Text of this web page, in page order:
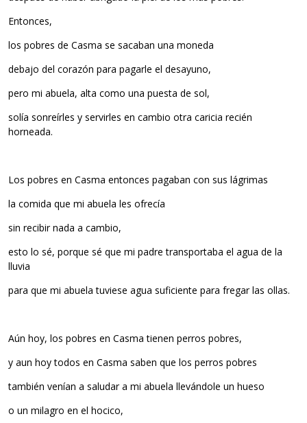
Entonces,
los pobres de Casma se sacaban una moneda
debajo del corazón para pagarle el desayuno,
pero mi abuela, alta como una puesta de sol,
solía sonreírles y servirles en cambio otra caricia recién
horneada.
Los pobres en Casma entonces pagaban con sus lágrimas
la comida que mi abuela les ofrecía
sin recibir nada a cambio,
esto lo sé, porque sé que mi padre transportaba el agua de la
lluvia
para que mi abuela tuviese agua suficiente para fregar las ollas.
Aún hoy, los pobres en Casma tienen perros pobres,
y aun hoy todos en Casma saben que los perros pobres
también venían a saludar a mi abuela llevándole un hueso
o un milagro en el hocico,